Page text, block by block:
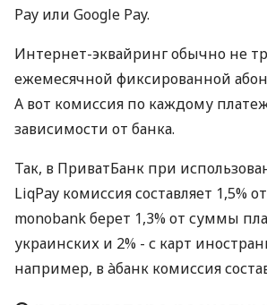
Pay или Google Pay.
Интернет-эквайринг обычно не
ежемесячной фиксированной
А вот комиссия по каждому
зависимости от банка.
Так, в ПриватБанк при
LiqPay комиссия составляет 1,5%
monobank берет 1,3% от суммы
украинских и 2% - с карт
например, в àбанк комиссия